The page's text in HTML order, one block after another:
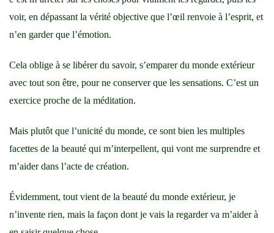
voir, en dépassant la vérité objective que l’œil renvoie à l’esprit, et
n’en garder que l’émotion.
Cela oblige à se libérer du savoir, s’emparer du monde extérieur
avec tout son être, pour ne conserver que les sensations. C’est un
exercice proche de la méditation.
Mais plutôt que l’unicité du monde, ce sont bien les multiples
facettes de la beauté qui m’interpellent, qui vont me surprendre et
m’aider dans l’acte de création.
Évidemment, tout vient de la beauté du monde extérieur, je
n’invente rien, mais la façon dont je vais la regarder va m’aider à